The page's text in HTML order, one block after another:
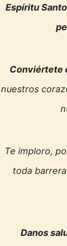
Espíritu Santo
Conviértete
nuestros
Te imploro,
toda
Danos